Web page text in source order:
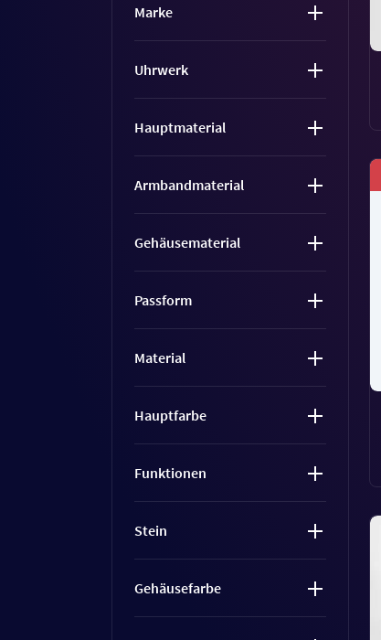
Marke
Uhrwerk
Hauptmaterial
Armbandmaterial
Gehäusematerial
Passform
Material
Hauptfarbe
Funktionen
Stein
Gehäusefarbe